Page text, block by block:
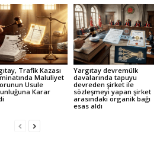
Trafik Kazası
Maluliyet
Usule
Karar
Yargıtay devremülk
davalarında tapuyu
devreden şirket ile
sözleşmeyi yapan şirket
arasındaki organik bağı
esas aldı